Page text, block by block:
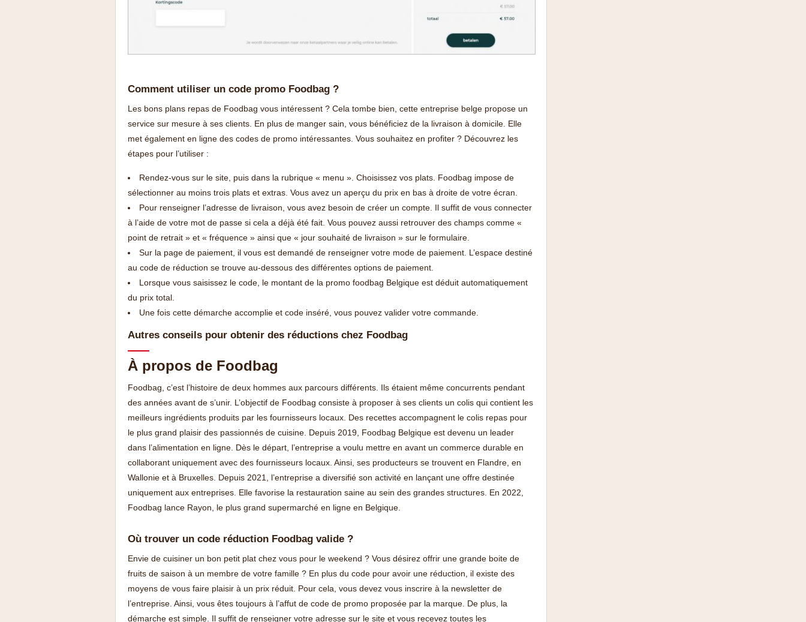
Comment utiliser un code promo Foodbag ?
Les bons plans repas de Foodbag vous intéressent ? Cela tombe bien, cette entreprise belge propose un
service sur mesure à ses clients. En plus de manger sain, vous bénéficiez de la livraison à domicile. Elle
met également en ligne des codes de promo intéressantes. Vous souhaitez en profiter ? Découvrez les
étapes pour l’utiliser :
Rendez-vous sur le site, puis dans la rubrique « menu ». Choisissez vos plats. Foodbag impose de
sélectionner au moins trois plats et extras. Vous avez un aperçu du prix en bas à droite de votre écran.
Pour renseigner l’adresse de livraison, vous avez besoin de créer un compte. Il suffit de vous connecter
à l’aide de votre mot de passe si cela a déjà été fait. Vous pouvez aussi retrouver des champs comme «
point de retrait » et « fréquence » ainsi que « jour souhaité de livraison » sur le formulaire.
Sur la page de paiement, il vous est demandé de renseigner votre mode de paiement. L’espace destiné
au code de réduction se trouve au-dessous des différentes options de paiement.
Lorsque vous saisissez le code, le montant de la promo foodbag Belgique est déduit automatiquement
du prix total.
Une fois cette démarche accomplie et code inséré, vous pouvez valider votre commande.
Autres conseils pour obtenir des réductions chez Foodbag
À propos de Foodbag
Foodbag, c’est l’histoire de deux hommes aux parcours différents. Ils étaient même concurrents pendant
des années avant de s’unir. L’objectif de Foodbag consiste à proposer à ses clients un colis qui contient les
meilleurs ingrédients produits par les fournisseurs locaux. Des recettes accompagnent le colis repas pour
le plus grand plaisir des passionnés de cuisine. Depuis 2019, Foodbag Belgique est devenu un leader
dans l’alimentation en ligne. Dès le départ, l’entreprise a voulu mettre en avant un commerce durable en
collaborant uniquement avec des fournisseurs locaux. Ainsi, ses producteurs se trouvent en Flandre, en
Wallonie et à Bruxelles. Depuis 2021, l’entreprise a diversifié son activité en lançant une offre destinée
uniquement aux entreprises. Elle favorise la restauration saine au sein des grandes structures. En 2022,
Foodbag lance Rayon, le plus grand supermarché en ligne en Belgique.
Où trouver un code réduction Foodbag valide ?
Envie de cuisiner un bon petit plat chez vous pour le weekend ? Vous désirez offrir une grande boite de
fruits de saison à un membre de votre famille ? En plus du code pour avoir une réduction, il existe des
moyens de vous faire plaisir à un prix réduit. Pour cela, vous devez vous inscrire à la newsletter de
l’entreprise. Ainsi, vous êtes toujours à l’affut de code de promo proposée par la marque. De plus, la
démarche est simple. Il suffit de renseigner votre adresse sur le site et vous recevez toutes les